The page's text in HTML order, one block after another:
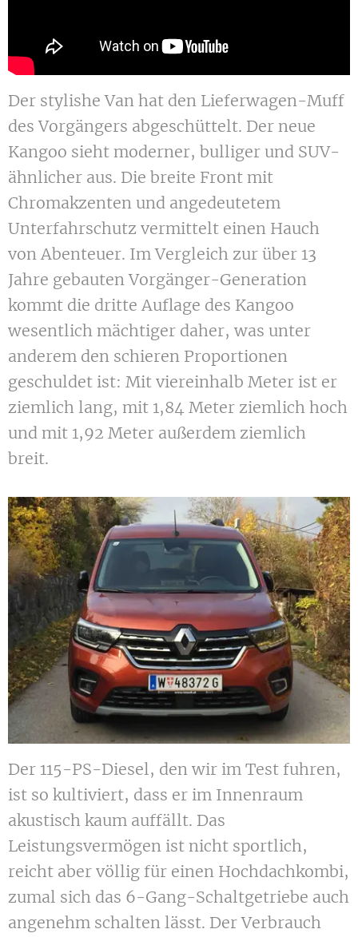
Der stylishe Van hat den Lieferwagen-Muff
des Vorgängers abgeschüttelt. Der neue
Kangoo sieht moderner, bulliger und SUV-
ähnlicher aus. Die breite Front mit
Chromakzenten und angedeutetem
Unterfahrschutz vermittelt einen Hauch
von Abenteuer. Im Vergleich zur über 13
Jahre gebauten Vorgänger-Generation
kommt die dritte Auflage des Kangoo
wesentlich mächtiger daher, was unter
anderem den schieren Proportionen
geschuldet ist: Mit viereinhalb Meter ist er
ziemlich lang, mit 1,84 Meter ziemlich hoch
und mit 1,92 Meter außerdem ziemlich
breit.
Der 115-PS-Diesel, den wir im Test fuhren,
ist so kultiviert, dass er im Innenraum
akustisch kaum auffällt. Das
Leistungsvermögen ist nicht sportlich,
reicht aber völlig für einen Hochdachkombi,
zumal sich das 6-Gang-Schaltgetriebe auch
angenehm schalten lässt. Der Verbrauch